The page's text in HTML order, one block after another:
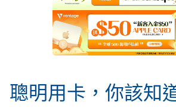
聰明用卡，你該知